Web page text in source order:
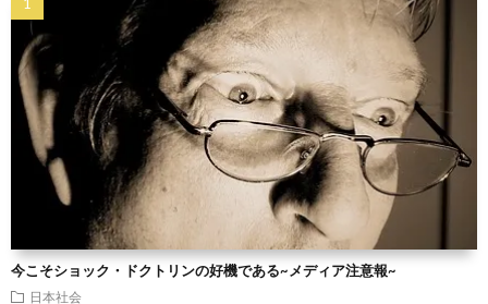
今こそショック・ドクトリンの好機である~メディア注意報~
日本社会